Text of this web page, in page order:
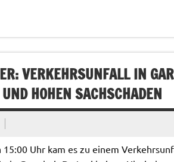
VERKEHRSUNFALL IN
HOHEN SACHSCHADEN
Uhr kam es zu einem